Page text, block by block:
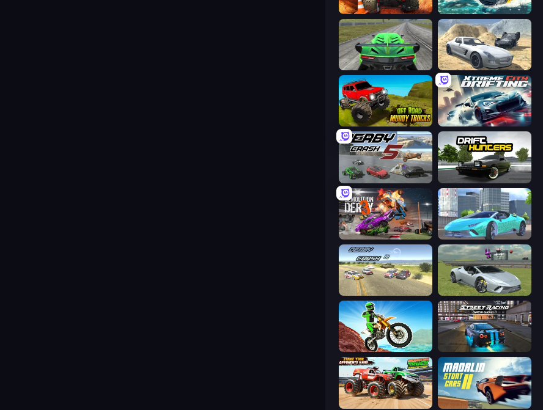
Offroad Life 3D Jetski Race
Speed Racing Pro 2 Derby Crash 2
Offroad Muddy Trucks Xtreme City Drifting
Derby Crash 5 Drift Hunters
Demolition Derby 3 Real City Driver
Derby Crash 3 Sports Cars Driver
Dirt Bike Mad Skills
Monster Truck Demolition Derby Madalin Stunt Cars 2